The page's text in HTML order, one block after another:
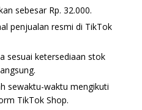
sebesar Rp. 32.000.
penjualan resmi di TikTok
sesuai ketersediaan stok
sewaktu-waktu mengikuti
TikTok Shop.